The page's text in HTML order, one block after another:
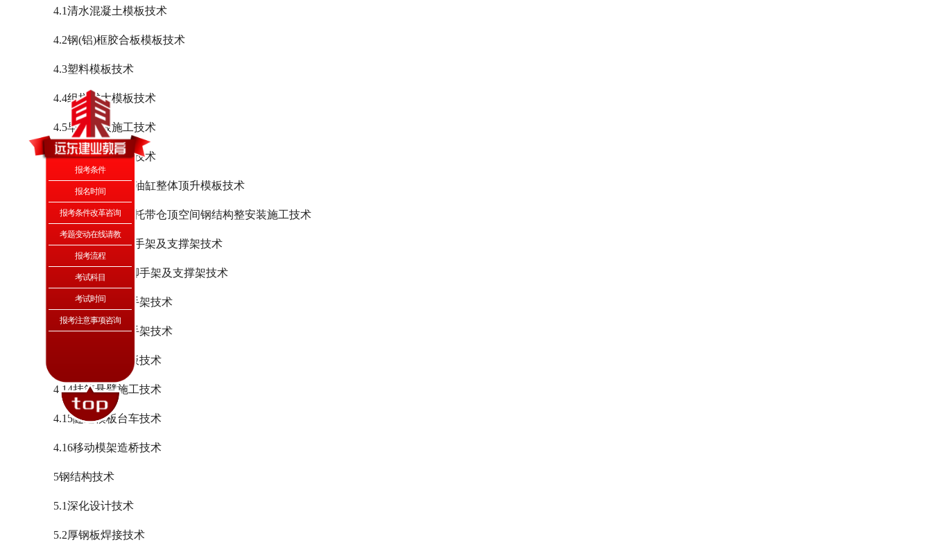
4.1清水混凝土模板技术
4.2钢(铝)框胶合板模板技术
4.3塑料模板技术
4.4组拼式大模板技术
4.5早拆模板施工技术
4.6液压爬升模板技术
4.7大吨位长行程油缸整体顶升模板技术
4.8贮仓筒壁滑模托带仓顶空间钢结构整安装施工技术
4.9插接式钢管脚手架及支撑架技术
4.10盘销式钢管脚手架及支撑架技术
4.11附着升降脚手架技术
4.12电动桥式脚手架技术
4.13预制箱梁模板技术
4.14挂篮悬臂施工技术
4.15隧道模板台车技术
4.16移动模架造桥技术
5钢结构技术
5.1深化设计技术
5.2厚钢板焊接技术
报考条件
报名时间
报考条件改革咨询
考题变动在线请教
报考流程
考试科目
考试时间
报考注意事项咨询